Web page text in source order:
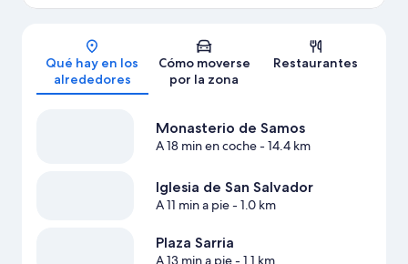
Mapa
Qué hay en los
alrededores
Cómo moverse
por la zona
Restaurantes
Monasterio de Samos
A 18 min en coche- 14.4 km
Iglesia de San Salvador
A 11 min a pie- 1.0 km
Plaza Sarria
A 13 min a pie- 1.1 km